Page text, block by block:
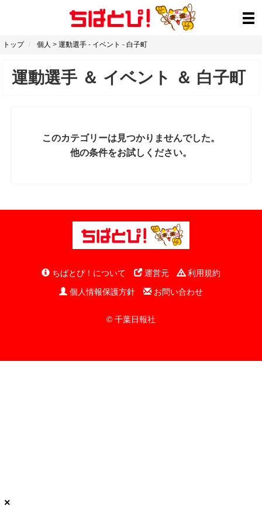
トップ 個人 > 運動選手 - イベント - 白子町
運動選手 ＆ イベント ＆ 白子町
このカテゴリーは見つかりませんでした。
他の条件をお試しください。
ちばとぴ！について 運営元
利用規約
個人情報保護方針
お問い合わせ
© 千葉日報社
×